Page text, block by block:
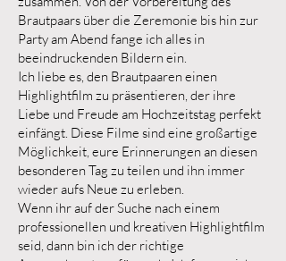
Brautpaars über die Zeremonie bis hin zur
Party am Abend fange ich alles in
beeindruckenden Bildern ein.
Ich liebe es, den Brautpaaren einen
Highlightfilm zu präsentieren, der ihre
Liebe und Freude am Hochzeitstag perfekt
einfängt. Diese Filme sind eine großartige
Möglichkeit, eure Erinnerungen an diesen
besonderen Tag zu teilen und ihn immer
wieder aufs Neue zu erleben.
Wenn ihr auf der Suche nach einem
professionellen und kreativen Highlightfilm
seid, dann bin ich der richtige